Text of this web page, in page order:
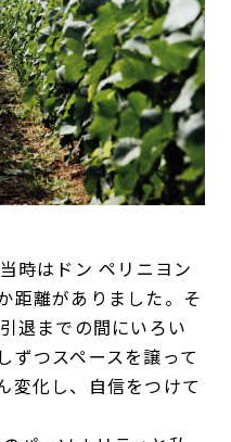
時はドン ペリニヨン
距離がありました。そ
退までの間にいろい
つスペースを譲って
変化し、自信をつけて